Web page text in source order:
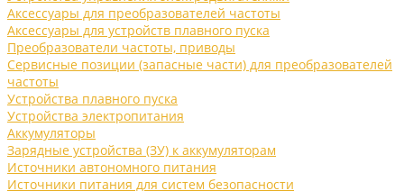
Аксессуары для преобразователей частоты
Аксессуары для устройств плавного пуска
Преобразователи частоты, приводы
Сервисные позиции (запасные части) для преобразователей
частоты
Устройства плавного пуска
Устройства электропитания
Аккумуляторы
Зарядные устройства (ЗУ) к аккумуляторам
Источники автономного питания
Источники питания для систем безопасности